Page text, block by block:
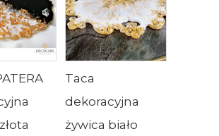
Taca
dekoracyjna
żywica biało